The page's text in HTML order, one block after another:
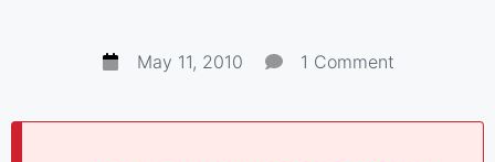
May 11, 2010 1 Comment